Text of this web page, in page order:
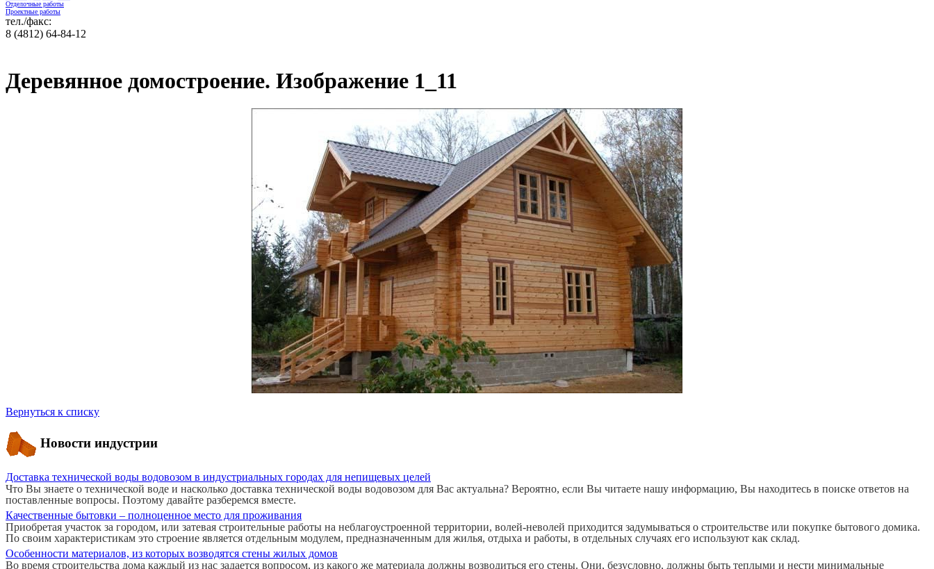
Отделочные работы
Проектные работы
тел./факс:
8 (4812) 64-84-12
Деревянное домостроение. Изображение 1_11
Вернуться к списку
Новости индустрии
Доставка технической воды водовозом в индустриальных городах для непищевых целей
Что Вы знаете о технической воде и насколько доставка технической воды водовозом для Вас актуальна? Вероятно, если Вы читаете нашу информацию, Вы находитесь в поиске ответов на
поставленные вопросы. Поэтому давайте разберемся вместе.
Качественные бытовки – полноценное место для проживания
Приобретая участок за городом, или затевая строительные работы на неблагоустроенной территории, волей-неволей приходится задумываться о строительстве или покупке бытового домика.
По своим характеристикам это строение является отдельным модулем, предназначенным для жилья, отдыха и работы, в отдельных случаях его используют как склад.
Особенности материалов, из которых возводятся стены жилых домов
Во время строительства дома каждый из нас задается вопросом, из какого же материала должны возводиться его стены. Они, безусловно, должны быть теплыми и нести минимальные